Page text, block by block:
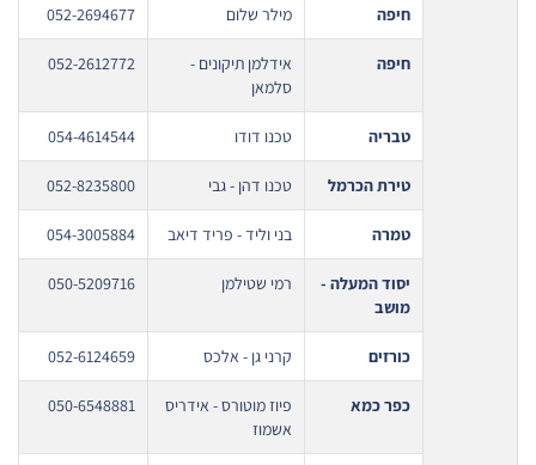
חיפה מילר שלום 052-2694677
חיפה
אידלמן תיקונים -
סלמאן
052-2612772
טבריה טכנו דודו 054-4614544
טירת הכרמל טכנו דהן - גבי 052-8235800
טמרה בני וליד - פריד דיאב 054-3005884
יסוד המעלה -
מושב
רמי שטילמן 050-5209716
כורזים קרני גן - אלכס 052-6124659
כפר כמא
פיוז מוטורס - אידריס
אשמוז
050-6548881